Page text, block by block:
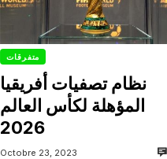
متفرقات
نظام تصفيات أفريقيا
المؤهلة لكأس العالم
2026
Octobre 23, 2023